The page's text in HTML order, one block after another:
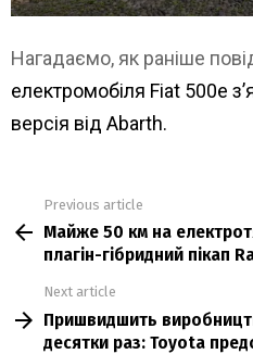
Нагадаємо, як раніше
електромобіля Fiat 500e
версія від Abarth.
more
Previous article
Майже 50 км на
плагін-гібридний пікап
Next article
Пришвидшить
десятки раз: Toyota